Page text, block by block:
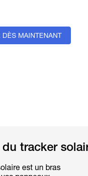
DÈS MAINTENANT
tracker
est un bras